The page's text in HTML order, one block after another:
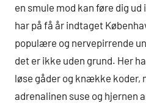
en smule mod kan føre dig
har på få år indtaget
populære og nervepirrende
det er ikke uden grund. Her
løse gåder og knække koder,
adrenalinen suse og hjernen